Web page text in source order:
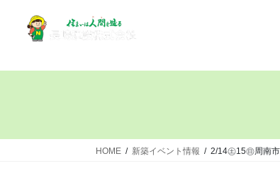
HOME 新築イベント情報 2/14㊏15㊐周南